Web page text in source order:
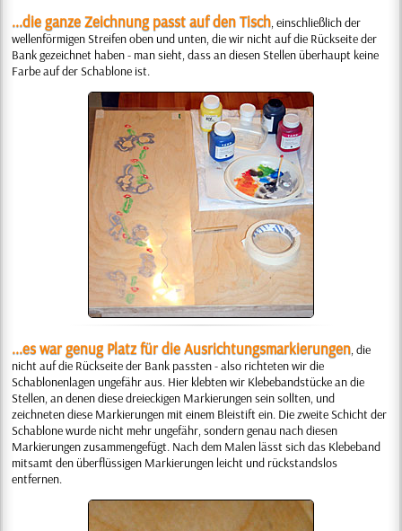
...die ganze Zeichnung passt auf den Tisch, einschließlich der
wellenförmigen Streifen oben und unten, die wir nicht auf die Rückseite der
Bank gezeichnet haben - man sieht, dass an diesen Stellen überhaupt keine
Farbe auf der Schablone ist.
...es war genug Platz für die Ausrichtungsmarkierungen, die
nicht auf die Rückseite der Bank passten - also richteten wir die
Schablonenlagen ungefähr aus. Hier klebten wir Klebebandstücke an die
Stellen, an denen diese dreieckigen Markierungen sein sollten, und
zeichneten diese Markierungen mit einem Bleistift ein. Die zweite Schicht der
Schablone wurde nicht mehr ungefähr, sondern genau nach diesen
Markierungen zusammengefügt. Nach dem Malen lässt sich das Klebeband
mitsamt den überflüssigen Markierungen leicht und rückstandslos
entfernen.